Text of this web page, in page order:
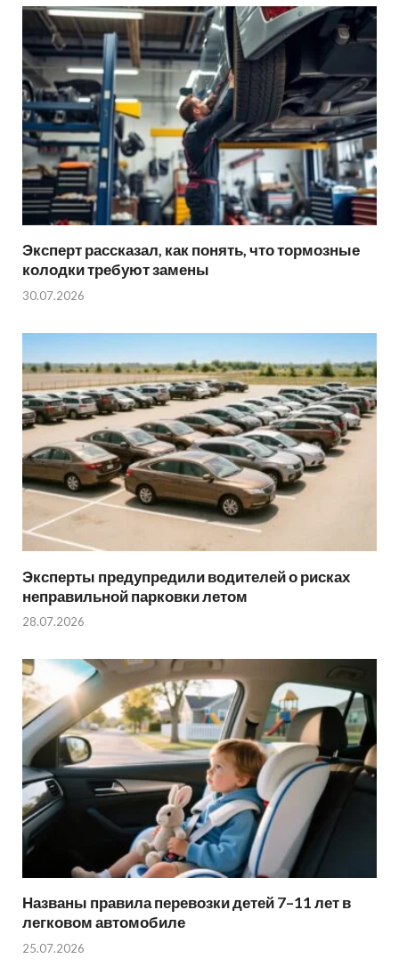
Эксперт рассказал, как понять, что тормозные
колодки требуют замены
30.07.2026
Эксперты предупредили водителей о рисках
неправильной парковки летом
28.07.2026
Названы правила перевозки детей 7–11 лет в
легковом автомобиле
25.07.2026